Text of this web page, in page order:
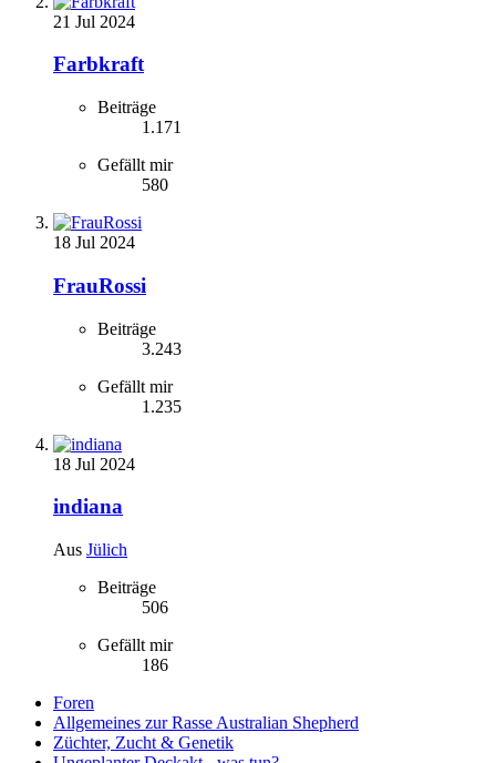
21 Jul 2024
Farbkraft
Beiträge
1.171
Gefällt mir
580
18 Jul 2024
FrauRossi
Beiträge
3.243
Gefällt mir
1.235
18 Jul 2024
indiana
Aus Jülich
Beiträge
506
Gefällt mir
186
Foren
Allgemeines zur Rasse Australian Shepherd
Züchter, Zucht & Genetik